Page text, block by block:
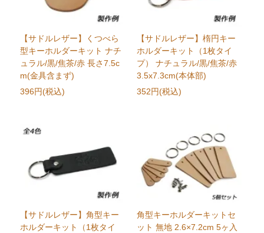
【サドルレザー】くつべら
型キーホルダーキット ナチ
ュラル/黒/焦茶/赤 長さ7.5c
m(金具含まず)
396円(税込)
【サドルレザー】楕円キー
ホルダーキット（1枚タイ
プ） ナチュラル/黒/焦茶/赤
3.5x7.3cm(本体部)
352円(税込)
【サドルレザー】角型キー
ホルダーキット（1枚タイ
角型キーホルダーキットセ
ット 無地 2.6×7.2cm 5ヶ入